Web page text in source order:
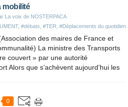
mobilité
La voix de NOSTERPACA
, #débats #TER #Déplacements du quotidien
des maires de France et
La ministre des Transports
couvert » par une autorité
Alors que s’achèvent aujourd’hui les
0